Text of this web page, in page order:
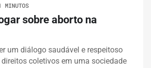
sobre aborto na
um diálogo saudável e respeitoso
coletivos em uma sociedade